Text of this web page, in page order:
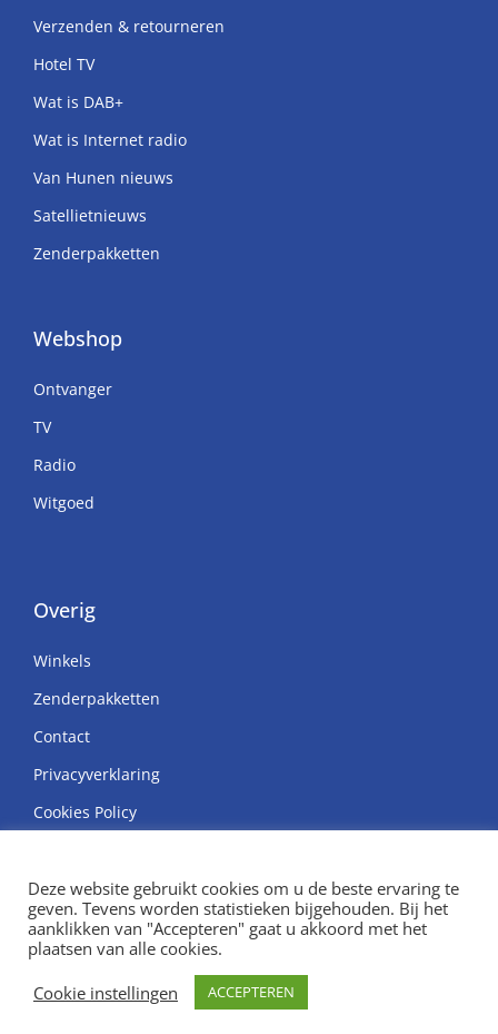
Verzenden & retourneren
Hotel TV
Wat is DAB+
Wat is Internet radio
Van Hunen nieuws
Satellietnieuws
Zenderpakketten
Webshop
Ontvanger
TV
Radio
Witgoed
Overig
Winkels
Zenderpakketten
Contact
Privacyverklaring
Cookies Policy
© Copyright H. van Hunen
Ontwikkeld door SatDesign
Deze website gebruikt cookies om u de beste ervaring te
geven. Tevens worden statistieken bijgehouden. Bij het
aanklikken van "Accepteren" gaat u akkoord met het
plaatsen van alle cookies.
Cookie instellingen
ACCEPTEREN